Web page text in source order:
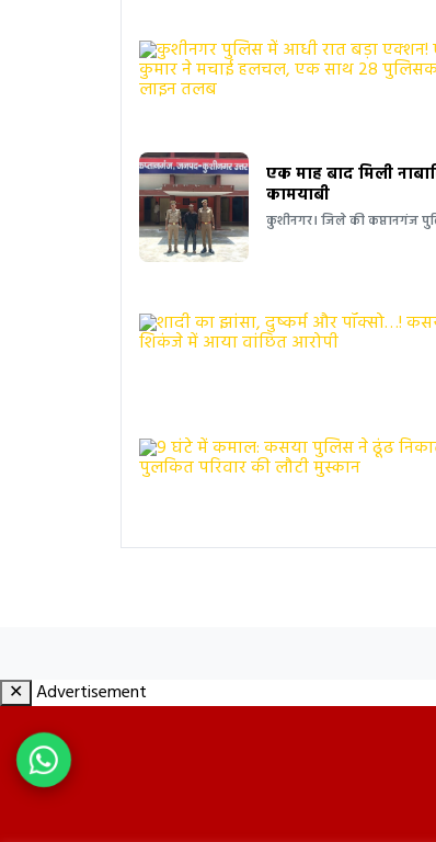
एक माह बाद मिली
कामयाबी
कुशीनगर। जिले की कप्तानगंज
✕ Advertisement